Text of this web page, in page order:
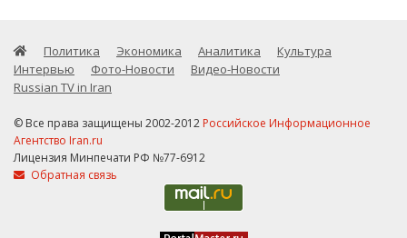
Политика Экономика Аналитика
Культура
Интервью
Фото-Новости
Видео-Новости
Russian TV in Iran
© Все права защищены 2002-2012 Российское Информационное
Агентство Iran.ru
Лицензия Минпечати РФ №77-6912
Обратная связь